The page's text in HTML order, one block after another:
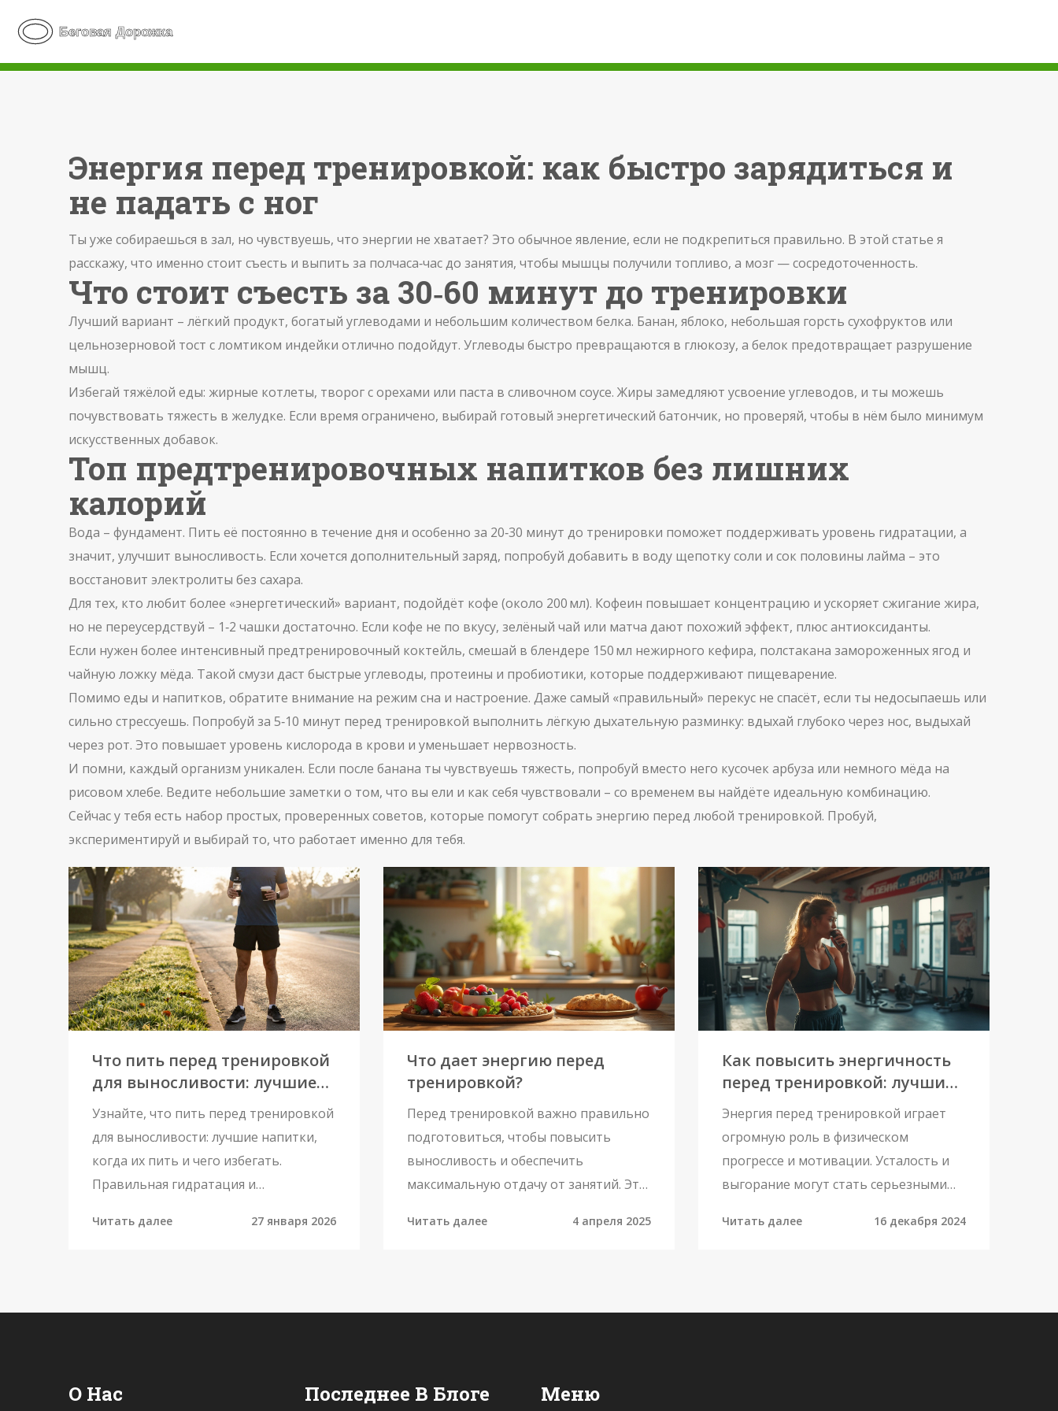
Энергия перед тренировкой: как быстро зарядиться и
не падать с ног
Ты уже собираешься в зал, но чувствуешь, что энергии не хватает? Это обычное явление, если не подкрепиться правильно. В этой статье я
расскажу, что именно стоит съесть и выпить за полчаса‑час до занятия, чтобы мышцы получили топливо, а мозг — сосредоточенность.
Что стоит съесть за 30‑60 минут до тренировки
Лучший вариант – лёгкий продукт, богатый углеводами и небольшим количеством белка. Банан, яблоко, небольшая горсть сухофруктов или
цельнозерновой тост с ломтиком индейки отлично подойдут. Углеводы быстро превращаются в глюкозу, а белок предотвращает разрушение
мышц.
Избегай тяжёлой еды: жирные котлеты, творог с орехами или паста в сливочном соусе. Жиры замедляют усвоение углеводов, и ты можешь
почувствовать тяжесть в желудке. Если время ограничено, выбирай готовый энергетический батончик, но проверяй, чтобы в нём было минимум
искусственных добавок.
Топ предтренировочных напитков без лишних
калорий
Вода – фундамент. Пить её постоянно в течение дня и особенно за 20‑30 минут до тренировки поможет поддерживать уровень гидратации, а
значит, улучшит выносливость. Если хочется дополнительный заряд, попробуй добавить в воду щепотку соли и сок половины лайма – это
восстановит электролиты без сахара.
Для тех, кто любит более «энергетический» вариант, подойдёт кофе (около 200 мл). Кофеин повышает концентрацию и ускоряет сжигание жира,
но не переусердствуй – 1‑2 чашки достаточно. Если кофе не по вкусу, зелёный чай или матча дают похожий эффект, плюс антиоксиданты.
Если нужен более интенсивный предтренировочный коктейль, смешай в блендере 150 мл нежирного кефира, полстакана замороженных ягод и
чайную ложку мёда. Такой смузи даст быстрые углеводы, протеины и пробиотики, которые поддерживают пищеварение.
Помимо еды и напитков, обратите внимание на режим сна и настроение. Даже самый «правильный» перекус не спасёт, если ты недосыпаешь или
сильно стрессуешь. Попробуй за 5‑10 минут перед тренировкой выполнить лёгкую дыхательную разминку: вдыхай глубоко через нос, выдыхай
через рот. Это повышает уровень кислорода в крови и уменьшает нервозность.
И помни, каждый организм уникален. Если после банана ты чувствуешь тяжесть, попробуй вместо него кусочек арбуза или немного мёда на
рисовом хлебе. Ведите небольшие заметки о том, что вы ели и как себя чувствовали – со временем вы найдёте идеальную комбинацию.
Сейчас у тебя есть набор простых, проверенных советов, которые помогут собрать энергию перед любой тренировкой. Пробуй,
экспериментируй и выбирай то, что работает именно для тебя.
Что пить перед тренировкой
для выносливости: лучшие
варианты и когда их пить
Узнайте, что пить перед тренировкой
для выносливости: лучшие напитки,
когда их пить и чего избегать.
Правильная гидратация и
эффективным тренировкам.
Читать далее 27 января 2026
Что дает энергию перед
тренировкой?
Перед тренировкой важно правильно
подготовиться, чтобы повысить
выносливость и обеспечить
максимальную отдачу от занятий. Эта
гидратация и небольшие изменения в
рассмотрим, какова роль сна и
Читать далее 4 апреля 2025
Как повысить энергичность
перед тренировкой: лучшие
методы 2024 года
Энергия перед тренировкой играет
огромную роль в физическом
прогрессе и мотивации. Усталость и
выгорание могут стать серьезными
спортивных целей. В статье
Читать далее 16 декабря 2024
О Нас Последнее В Блоге Меню